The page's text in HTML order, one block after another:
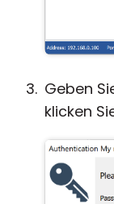
Geben
klicken